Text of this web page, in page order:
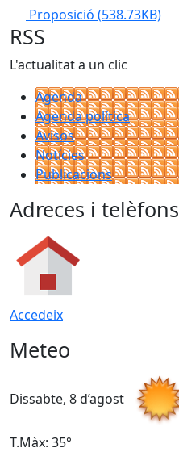
Proposició (538.73KB)
RSS
L'actualitat a un clic
Agenda
Agenda política
Avisos
Notícies
Publicacions
Adreces i telèfons
Accedeix
Meteo
Dissabte, 8 d’agost
T.Màx: 35°